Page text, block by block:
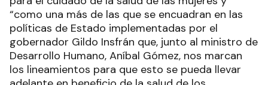
“como una más de las que se encuadran en las
políticas de Estado implementadas por el
gobernador Gildo Insfrán que, junto al ministro de
Desarrollo Humano, Aníbal Gómez, nos marcan
los lineamientos para que esto se pueda llevar